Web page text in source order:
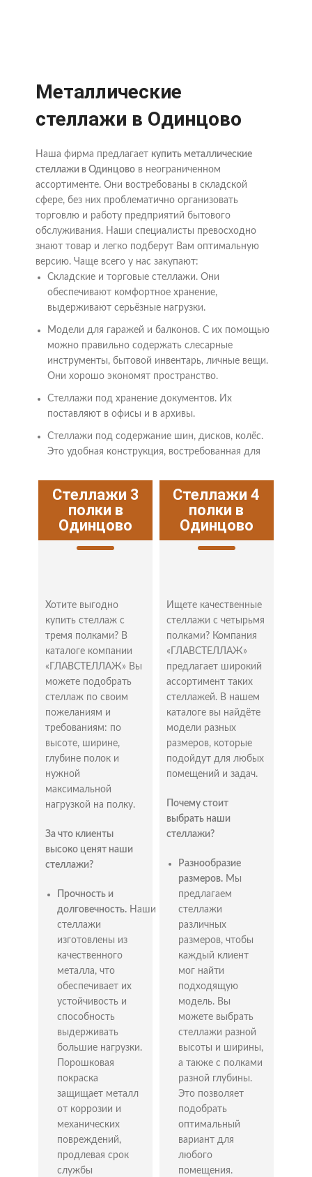
Металлические
стеллажи в Одинцово
Наша фирма предлагает купить металлические
стеллажи в Одинцово в неограниченном
ассортименте. Они востребованы в складской
сфере, без них проблематично организовать
торговлю и работу предприятий бытового
обслуживания. Наши специалисты превосходно
знают товар и легко подберут Вам оптимальную
версию. Чаще всего у нас закупают:
Складские и торговые стеллажи. Они
обеспечивают комфортное хранение,
выдерживают серьёзные нагрузки.
Модели для гаражей и балконов. С их помощью
можно правильно содержать слесарные
инструменты, бытовой инвентарь, личные вещи.
Они хорошо экономят пространство.
Стеллажи под хранение документов. Их
поставляют в офисы и в архивы.
Стеллажи под содержание шин, дисков, колёс.
Это удобная конструкция, востребованная для
Практически все стеллажи очень легко
перепрофилировать и расширить их сферу
использования. Конструкторы придумывают новые
варианты, никто не запрещает доработать стеллаж
стеллажей
“ГЛАВСТЕЛЛАЖ”в Одинцово
предлагает стеллажи с низкой ценой, но высоким
качеством. Они обладают высокой
грузоподъемностью, износостойкостью и
долговечностью, обеспечивая надежное хранение
тяжелых предметов на длительный срок. Они легко
имеют разнообразие размеров и конфигураций, что
позволяет адаптировать их к различным
помещениям. Полки на этих стеллажах можно
регулировать по высоте, что позволяет размещать
предметы разного размера. Благодаря надежным
креплениям и конструкции, стеллажи, реализуемые
использование.
Сферы применения универсальных
стеллажей в Одинцово
Склады и торговые залы используются для
хранения товаров и продукции, офисы
предназначены для размещения документации,
оргтехники и канцелярских принадлежностей,
библиотеки служат для хранения книг и других
печатных материалов, а архивы используются для
систематизации и архивирования деловых
документов и материалов. Гаражи и балконные
помещения удобны для хранения инструментов,
оборудования и домашних заготовок.
Разновидности металлических
стеллажей
При выборе между полками и выдвижными
ящиками для хранения предметов стоит учитывать
тип и размеры хранимых вещей. Также полки могут
Стеллажи 3
полки в
Одинцово
Хотите выгодно
купить стеллаж с
тремя полками? В
каталоге компании
«ГЛАВСТЕЛЛАЖ» Вы
можете подобрать
стеллаж по своим
пожеланиям и
требованиям: по
высоте, ширине,
глубине полок и
нужной
максимальной
нагрузкой на полку.
За что клиенты
высоко ценят наши
стеллажи?
Прочность и
долговечность. Наши
стеллажи
изготовлены из
качественного
металла, что
обеспечивает их
устойчивость и
способность
выдерживать
большие нагрузки.
Порошковая
покраска
защищает металл
от коррозии и
механических
повреждений,
продлевая срок
службы
Стеллажи 4
полки в
Одинцово
Ищете качественные
стеллажи с четырьмя
полками? Компания
«ГЛАВСТЕЛЛАЖ»
предлагает широкий
ассортимент таких
стеллажей. В нашем
каталоге вы найдёте
модели разных
размеров, которые
подойдут для любых
помещений и задач.
Почему стоит
выбрать наши
стеллажи?
Разнообразие
размеров. Мы
предлагаем
стеллажи
различных
размеров, чтобы
каждый клиент
мог найти
подходящую
модель. Вы
можете выбрать
стеллажи разной
высоты и ширины,
а также с полками
разной глубины.
Это позволяет
подобрать
оптимальный
вариант для
любого
помещения.